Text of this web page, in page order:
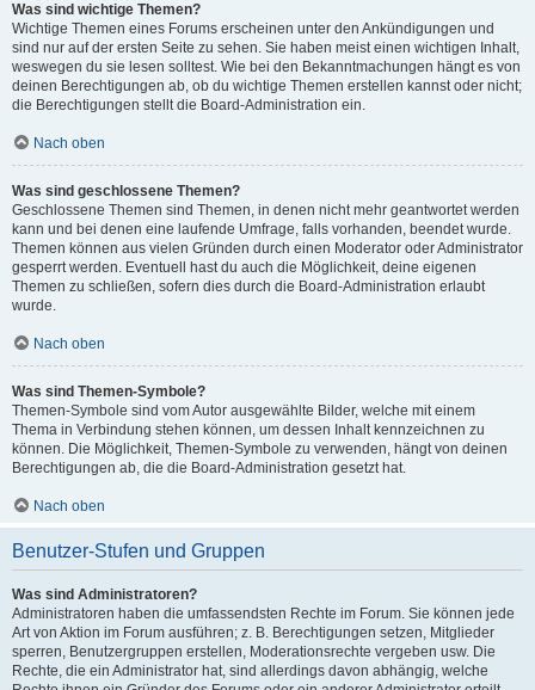
Was sind wichtige Themen?
Wichtige Themen eines Forums erscheinen unter den Ankündigungen und
sind nur auf der ersten Seite zu sehen. Sie haben meist einen wichtigen Inhalt,
weswegen du sie lesen solltest. Wie bei den Bekanntmachungen hängt es von
deinen Berechtigungen ab, ob du wichtige Themen erstellen kannst oder nicht;
die Berechtigungen stellt die Board-Administration ein.
Nach oben
Was sind geschlossene Themen?
Geschlossene Themen sind Themen, in denen nicht mehr geantwortet werden
kann und bei denen eine laufende Umfrage, falls vorhanden, beendet wurde.
Themen können aus vielen Gründen durch einen Moderator oder Administrator
gesperrt werden. Eventuell hast du auch die Möglichkeit, deine eigenen
Themen zu schließen, sofern dies durch die Board-Administration erlaubt
wurde.
Nach oben
Was sind Themen-Symbole?
Themen-Symbole sind vom Autor ausgewählte Bilder, welche mit einem
Thema in Verbindung stehen können, um dessen Inhalt kennzeichnen zu
können. Die Möglichkeit, Themen-Symbole zu verwenden, hängt von deinen
Berechtigungen ab, die die Board-Administration gesetzt hat.
Nach oben
Benutzer-Stufen und Gruppen
Was sind Administratoren?
Administratoren haben die umfassendsten Rechte im Forum. Sie können jede
Art von Aktion im Forum ausführen; z. B. Berechtigungen setzen, Mitglieder
sperren, Benutzergruppen erstellen, Moderationsrechte vergeben usw. Die
Rechte, die ein Administrator hat, sind allerdings davon abhängig, welche